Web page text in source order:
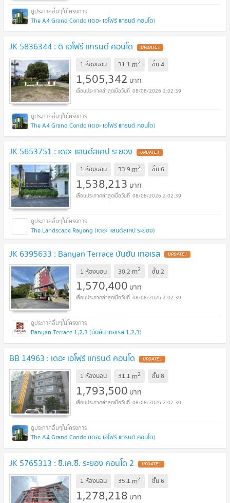
The A4 Grand Condo (เดอะ เอโฟร์ แกรนด์ คอนโด)
JK 5836344 : ดิ เอโฟร์ แกรนด์ คอนโด UPDATE !
1 ห้องนอน 31.1 m2 ชั้น4
1,505,342 บาท
08/08/2026 2:02:39
The A4 Grand Condo (เดอะ เอโฟร์ แกรนด์ คอนโด)
JK 5653751 : เดอะ แลนด์สเคป ระยอง UPDATE !
1 ห้องนอน 33.9 m2 ชั้น6
1,538,213 บาท
08/08/2026 2:02:39
The Landscape Rayong (เดอะ แลนด์สเคป ระยอง)
JK 6395633 : Banyan Terrace บันยัน เทอเรส UPDATE !
1 ห้องนอน 30.2 m2 ชั้น2
1,570,400 บาท
08/08/2026 2:02:39
Banyan Terrace 1,2,3 (บันยัน เทอเรส 1,2,3)
BB 14963 : เดอะ เอโฟร์ แกรนด์ คอนโด UPDATE !
1 ห้องนอน 31.1 m2 ชั้น8
1,793,500 บาท
08/08/2026 2:02:39
The A4 Grand Condo (เดอะ เอโฟร์ แกรนด์ คอนโด)
JK 5765313 : ซี.เค.ซี. ระยอง คอนโด 2 UPDATE !
1 ห้องนอน 35.1 m2 ชั้น6
1,278,218 บาท